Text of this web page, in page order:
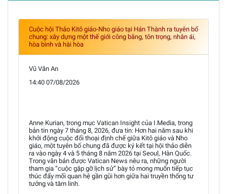
Cuộc hội Thảo Kitô giáo-Nho giáo tại Hán Thành ra tuyên bố
chung: xây dựng một thế giới công bằng, tôn trọng, nhân ái,
hòa bình và hài hòa
Vũ Văn An
14:40 07/08/2026
Anne Kurian, trong mục Vatican Insight của I.Media, trong
bản tin ngày 7 tháng 8, 2026, đưa tin: Hơn hai năm sau khi
khởi động cuộc đối thoại định chế giữa Kitô giáo và Nho
giáo, một tuyên bố chung đã được ký kết tại hội thảo diễn
ra vào ngày 4 và 5 tháng 8 năm 2026 tại Seoul, Hàn Quốc.
Trong văn bản được Vatican News nêu ra, những người
tham gia “cuộc gặp gỡ lịch sử” bày tỏ mong muốn tiếp tục
thúc đẩy mối quan hệ gần gũi hơn giữa hai truyền thống tư
tưởng và tâm linh.